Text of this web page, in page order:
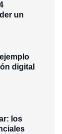
un
digital
los